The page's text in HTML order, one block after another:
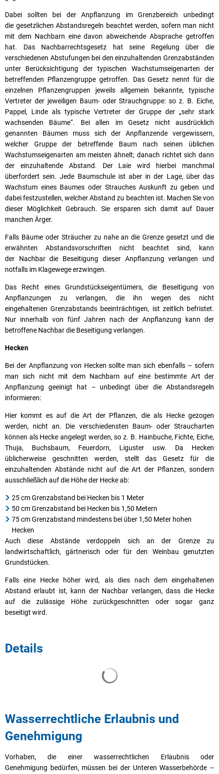
Dabei sollten bei der Anpflanzung im Grenzbereich unbedingt
die gesetzlichen Abstandsregeln beachtet werden, sofern man nicht
mit dem Nachbarn eine davon abweichende Absprache getroffen
hat. Das Nachbarrechtsgesetz hat seine Regelung über die
verschiedenen Abstufungen bei den einzuhaltenden Grenzabständen
unter Berücksichtigung der typischen Wachstumseigenarten der
betreffenden Pflanzengruppe getroffen. Das Gesetz nennt für die
einzelnen Pflanzengruppen jeweils allgemein bekannte, typische
Vertreter der jeweiligen Baum- oder Strauchgruppe: so z. B. Eiche,
Pappel, Linde als typische Vertreter der Gruppe der „sehr stark
wachsenden Bäume“. Bei allen im Gesetz nicht ausdrücklich
genannten Bäumen muss sich der Anpflanzende vergewissern,
welcher Gruppe der betreffende Baum nach seinen üblichen
Wachstumseigenarten am meisten ähnelt; danach richtet sich dann
der einzuhaltende Abstand. Der Laie wird hierbei manchmal
überfordert sein. Jede Baumschule ist aber in der Lage, über das
Wachstum eines Baumes oder Strauches Auskunft zu geben und
dabei festzustellen, welcher Abstand zu beachten ist. Machen Sie von
dieser Möglichkeit Gebrauch. Sie ersparen sich damit auf Dauer
manchen Ärger.
Falls Bäume oder Sträucher zu nahe an die Grenze gesetzt und die
erwähnten Abstandsvorschriften nicht beachtet sind, kann
der Nachbar die Beseitigung dieser Anpflanzung verlangen und
notfalls im Klagewege erzwingen.
Das Recht eines Grundstückseigentümers, die Beseitigung von
Anpflanzungen zu verlangen, die ihn wegen des nicht
eingehaltenen Grenzabstands beeinträchtigen, ist zeitlich befristet.
Nur innerhalb von fünf Jahren nach der Anpflanzung kann der
betroffene Nachbar die Beseitigung verlangen.
Hecken
Bei der Anpflanzung von Hecken sollte man sich ebenfalls – sofern
man sich nicht mit dem Nachbarn auf eine bestimmte Art der
Anpflanzung geeinigt hat – unbedingt über die Abstandsregeln
informieren:
Hier kommt es auf die Art der Pflanzen, die als Hecke gezogen
werden, nicht an. Die verschiedensten Baum- oder Straucharten
können als Hecke angelegt werden, so z. B. Hainbuche, Fichte, Eiche,
Thuja, Buchsbaum, Feuerdorn, Liguster usw. Da Hecken
üblicherweise geschnitten werden, stellt das Gesetz für die
einzuhaltenden Abstände nicht auf die Art der Pflanzen, sondern
ausschließlich auf die Höhe der Hecke ab:
25 cm Grenzabstand bei Hecken bis 1 Meter
50 cm Grenzabstand bei Hecken bis 1,50 Metern
75 cm Grenzabstand mindestens bei über 1,50 Meter hohen
Hecken
Auch diese Abstände verdoppeln sich an der Grenze zu
landwirtschaftlich, gärtnerisch oder für den Weinbau genutzten
Grundstücken.
Falls eine Hecke höher wird, als dies nach dem eingehaltenen
Abstand erlaubt ist, kann der Nachbar verlangen, dass die Hecke
auf die zulässige Höhe zurückgeschnitten oder sogar ganz
beseitigt wird.
Details
Wasserrechtliche Erlaubnis und
Genehmigung
Vorhaben, die einer wasserrechtlichen Erlaubnis oder
Genehmigung bedürfen, müssen bei der Unteren Wasserbehörde –